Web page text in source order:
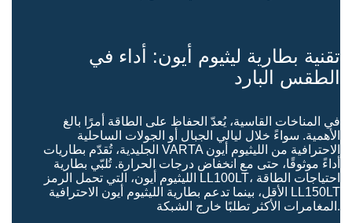
تقنية بطارية ليثيوم أيون: أداء في
الطقس البارد
في المناخات القاسية، يُعدّ الحفاظ على الطاقة أمرًا بالغ
الأهمية. سواءً خلال ليالي الجبال أو الجولات الساحلية
الجليدية، تُقدّم بطاريات VARTA الاحترافية من الليثيوم أيون
أداءً موثوقًا، حتى مع انخفاض درجات الحرارة. تُلبّي بطارية
الليثيوم أيون، التي تحمل الرمز LL100LT، احتياجات الطاقة
الأقل، بينما تدعم بطارية الليثيوم أيون الاحترافية LL150LT
المغامرات الأكثر تطلبًا خارج الشبكة.